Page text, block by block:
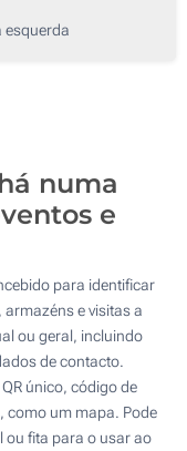
esquerda
numa
e
para identificar
e visitas a
ou geral, incluindo
de contacto.
único, código de
como um mapa. Pode
ou fita para o usar ao